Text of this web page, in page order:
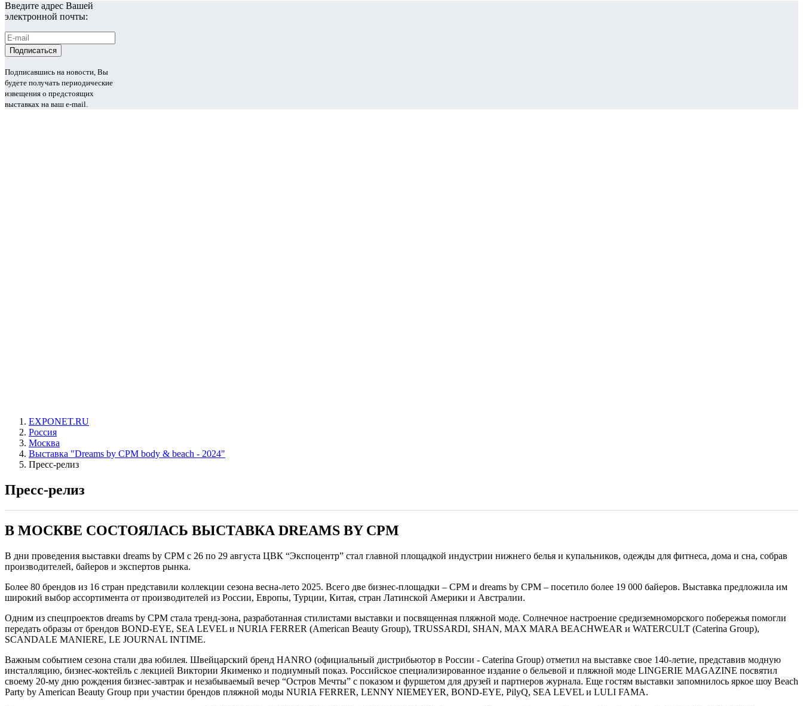
Введите адрес Вашей
электронной почты:
Подписавшись на новости, Вы
будете получать периодические
извещения о предстоящих
выставках на ваш e-mail.
EXPONET.RU
Россия
Москва
Выставка "Dreams by CPM body & beach - 2024"
Пресс-релиз
Пресс-релиз
В МОСКВЕ СОСТОЯЛАСЬ ВЫСТАВКА DREAMS BY CPM
В дни проведения выставки dreams by CPM с 26 по 29 августа ЦВК “Экспоцентр” стал главной площадкой индустрии нижнего белья и купальников, одежды для фитнеса, дома и сна, собрав
производителей, байеров и экспертов рынка.
Более 80 брендов из 16 стран представили коллекции сезона весна-лето 2025. Всего две бизнес-площадки – CPM и dreams by CPM – посетило более 19 000 байеров. Выставка предложила им
широкий выбор ассортимента от производителей из России, Европы, Турции, Китая, стран Латинской Америки и Австралии.
Одним из спецпроектов dreams by CPM стала тренд-зона, разработанная стилистами выставки и посвященная пляжной моде. Солнечное настроение средиземноморского побережья помогли
передать образы от брендов BOND-EYE, SEA LEVEL и NURIA FERRER (American Beauty Group), TRUSSARDI, SHAN, MAX MARA BEACHWEAR и WATERCULT (Caterina Group),
SCANDALE MANIERE, LE JOURNAL INTIME.
Важным событием сезона стали два юбилея. Швейцарский бренд HANRO (официальный дистрибьютор в России - Caterina Group) отметил на выставке свое 140-летие, представив модную
инсталляцию, бизнес-коктейль с лекцией Виктории Якименко и подиумный показ. Российское специализированное издание о бельевой и пляжной моде LINGERIE MAGAZINE посвятил
своему 20-му дню рождения бизнес-завтрак и незабываемый вечер “Остров Мечты” с показом и фуршетом для друзей и партнеров журнала. Еще гостям выставки запомнилось яркое шоу Beach
Party by American Beauty Group при участии брендов пляжной моды NURIA FERRER, LENNY NIEMEYER, BOND-EYE, PilyQ, SEA LEVEL и LULI FAMA.